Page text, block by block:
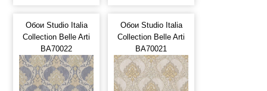
Обои Studio Italia
Collection Belle Arti
BA70022
Обои Studio Italia
Collection Belle Arti
BA70021